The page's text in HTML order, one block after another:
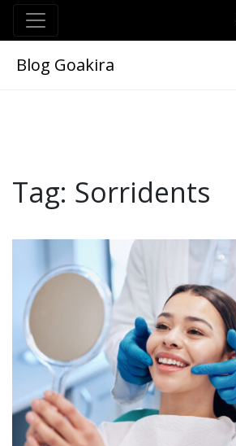
Blog Goakira
Tag: Sorridents